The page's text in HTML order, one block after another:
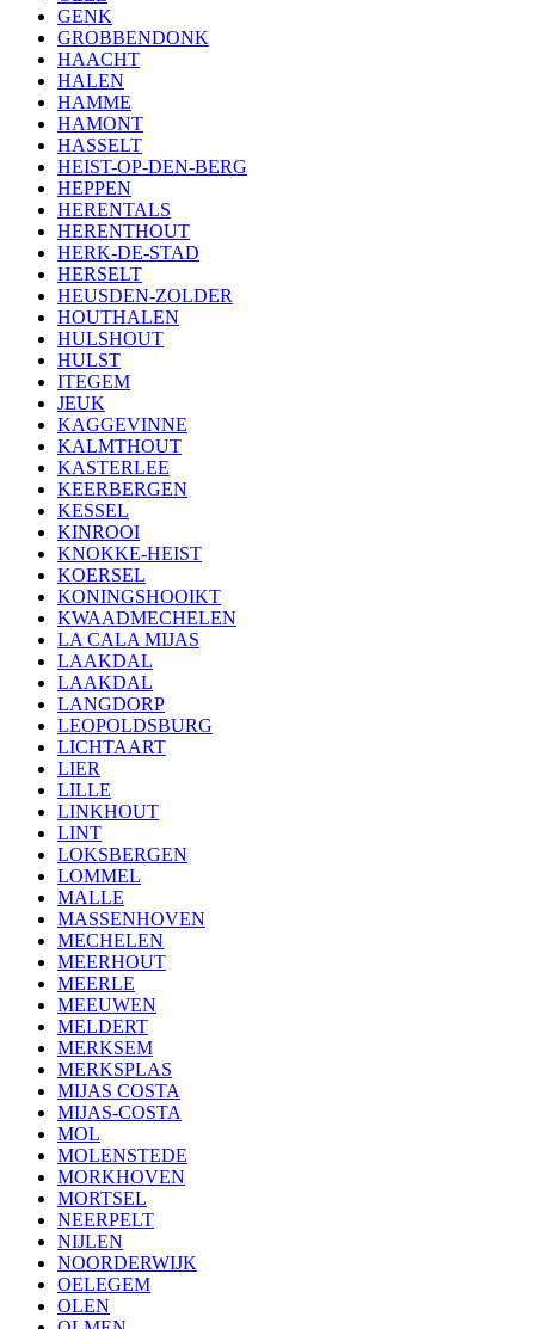
GENK
GROBBENDONK
HAACHT
HALEN
HAMME
HAMONT
HASSELT
HEIST-OP-DEN-BERG
HEPPEN
HERENTALS
HERENTHOUT
HERK-DE-STAD
HERSELT
HEUSDEN-ZOLDER
HOUTHALEN
HULSHOUT
HULST
ITEGEM
JEUK
KAGGEVINNE
KALMTHOUT
KASTERLEE
KEERBERGEN
KESSEL
KINROOI
KNOKKE-HEIST
KOERSEL
KONINGSHOOIKT
KWAADMECHELEN
LA CALA MIJAS
LAAKDAL
LAAKDAL
LANGDORP
LEOPOLDSBURG
LICHTAART
LIER
LILLE
LINKHOUT
LINT
LOKSBERGEN
LOMMEL
MALLE
MASSENHOVEN
MECHELEN
MEERHOUT
MEERLE
MEEUWEN
MELDERT
MERKSEM
MERKSPLAS
MIJAS COSTA
MIJAS-COSTA
MOL
MOLENSTEDE
MORKHOVEN
MORTSEL
NEERPELT
NIJLEN
NOORDERWIJK
OELEGEM
OLEN